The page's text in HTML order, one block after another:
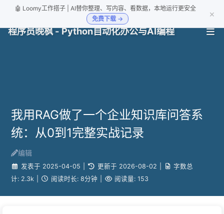
🤖 Loomy工作搭子 | AI替你整理、写内容、看数据，本地运行更安全
免费下载 →
×
程序员晚枫 - Python自动化办公与AI编程
我用RAG做了一个企业知识库问答系
统：从0到1完整实战记录
编辑
发表于 2025-04-05 更新于 2026-08-02
字数总
计: 2.3k 阅读时长: 8分钟 阅读量: 153